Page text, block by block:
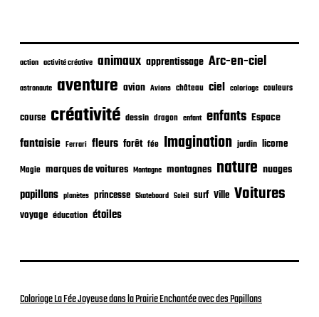
l
i
a
i
n
action activité créative animaux apprentissage Arc-en-ciel
astronaute aventure avion Avions château ciel coloriage couleurs
course créativité dessin dragon enfant enfants Espace
fantaisie Ferrari fleurs forêt fée Imagination jardin licorne
Magie marques de voitures Montagne montagnes nature nuages
papillons planètes princesse Skateboard Soleil surf Ville Voitures
voyage éducation étoiles
Coloriage La Fée Joyeuse dans la Prairie Enchantée avec des Papillons